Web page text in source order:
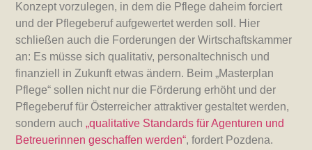
Konzept vorzulegen, in dem die Pflege daheim forciert
und der Pflegeberuf aufgewertet werden soll. Hier
schließen auch die Forderungen der Wirtschaftskammer
an: Es müsse sich qualitativ, personaltechnisch und
finanziell in Zukunft etwas ändern. Beim „Masterplan
Pflege“ sollen nicht nur die Förderung erhöht und der
Pflegeberuf für Österreicher attraktiver gestaltet werden,
sondern auch„qualitative Standards für Agenturen und
Betreuerinnen geschaffen werden“, fordert Pozdena.